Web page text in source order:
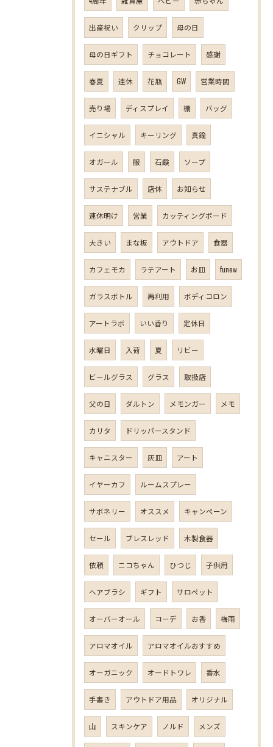
出産祝い クリップ 母の日
母の日ギフト チョコレート 感謝
春夏 連休 花瓶 GW 営業時間
売り場 ディスプレイ 棚 バッグ
イニシャル キーリング 真鍮
オガール 服 石鹸 ソープ
サステナブル 店休 お知らせ
連休明け 営業 カッティングボード
大きい まな板 アウトドア 食器
カフェモカ ラテアート お皿 funew
ガラスボトル 再利用 ボディコロン
アートラボ いい香り 定休日
水曜日 入荷 夏 リビー
ビールグラス グラス 取扱店
父の日 ダルトン メモンガー メモ
カリタ ドリッパースタンド
キャニスター 灰皿 アート
イヤーカフ ルームスプレー
サボネリー オススメ キャンペーン
セール ブレスレッド 木製食器
依頼 ニコちゃん ひつじ 子供用
ヘアブラシ ギフト サロペット
オーバーオール コーデ お香 梅雨
アロマオイル アロマオイルおすすめ
オーガニック オードトワレ 香水
手書き アウトドア用品 オリジナル
山 スキンケア ノルド メンズ